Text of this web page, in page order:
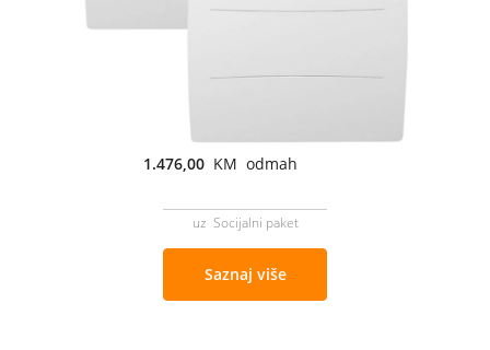
1.476,00 KM odmah
uz Socijalni paket
Saznaj više